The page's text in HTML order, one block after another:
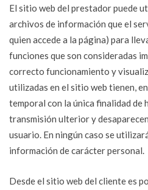
El sitio web del prestador puede
archivos de información que el
quien accede a la página) para
funciones que son consideradas
correcto funcionamiento y
utilizadas en el sitio web tienen,
temporal con la única finalidad de
transmisión ulterior y
usuario. En ningún caso se
información de carácter personal.
Desde el sitio web del cliente es